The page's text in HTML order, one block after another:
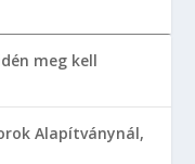
meg kell
Alapítványnál,